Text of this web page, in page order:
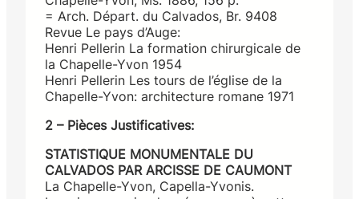
= Arch. Départ. du Calvados, Br. 9408
Revue Le pays d’Auge:
Henri Pellerin La formation chirurgicale de
la Chapelle-Yvon 1954
Henri Pellerin Les tours de l’église de la
Chapelle-Yvon: architecture romane 1971
2 – Pièces Justificatives:
STATISTIQUE MONUMENTALE DU
CALVADOS PAR ARCISSE DE CAUMONT
La Chapelle-Yvon, Capella-Yvonis.